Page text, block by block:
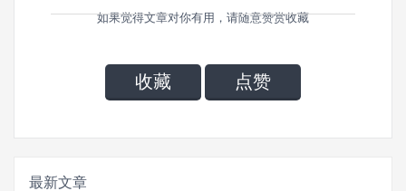
如果觉得文章对你有用，请随意赞赏收藏
收藏 点赞
最新文章